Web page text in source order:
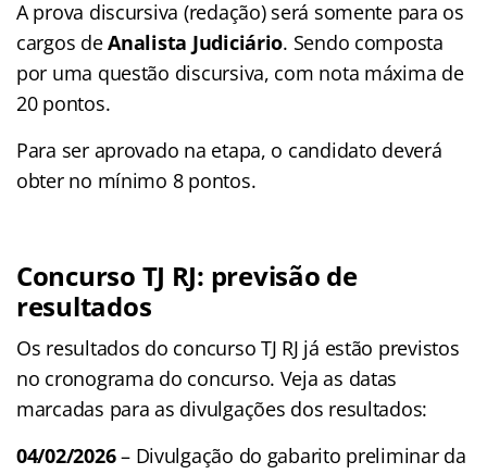
A prova discursiva (redação) será somente para os
cargos deAnalista Judiciário. Sendo composta
por uma questão discursiva, com nota máxima de
20 pontos.
Para ser aprovado na etapa, o candidato deverá
obter no mínimo 8 pontos.
Concurso TJ RJ: previsão de
resultados
Os resultados do concurso TJ RJ já estão previstos
no cronograma do concurso. Veja as datas
marcadas para as divulgações dos resultados:
04/02/2026– Divulgação do gabarito preliminar da